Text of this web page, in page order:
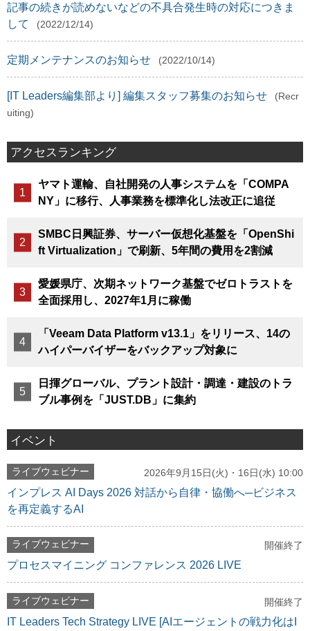
記事の続きが読めないなどの不具合発生時の対応につきま
して
(2022/12/14)
定期メンテナンスのお知らせ (2022/10/14)
[IT Leaders編集部より] 編集スタッフ募集のお知らせ
(Recr
uiting)
アクセスランキング
ヤマト運輸、自社開発の人事システムを「COMPA
NY」に移行、人事業務を標準化し法改正に追従
SMBC日興証券、サーバー仮想化基盤を「OpenShi
ft Virtualization」で刷新、5年間の費用を2割減
愛媛県庁、次期ネットワーク基盤でゼロトラストを
全面採用し、2027年1月に稼働
「Veeam Data Platform v13.1」をリリース、14の
ハイパーバイザーをバックアップ対象に
日揮グローバル、プラント設計・調達・建設のトラ
ブル事例を「JUST.DB」に集約
イベント
ライブウェビナー 2026年9月15日(火)・16日(水) 10:00
インプレス AI Days 2026 対話から自律・協働へ─ビジネス
を再定義するAI
ライブウェビナー 開催終了
プロセスマイニング コンファレンス 2026 LIVE
ライブウェビナー 開催終了
IT Leaders Tech Strategy LIVE [AIエージェントの戦力化はI